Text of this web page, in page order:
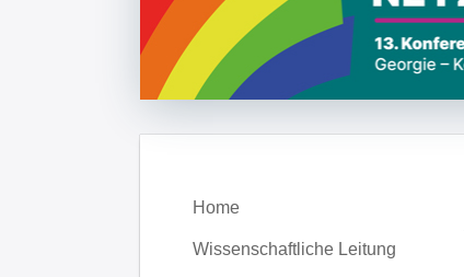
Home
Wissenschaftliche Leitung